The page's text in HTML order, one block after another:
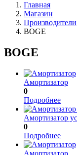
Главная
Магазин
Производители
BOGE
BOGE
Амортизатор
0
Подробнее
Амортизатор
0
Подробнее
Амортизатор